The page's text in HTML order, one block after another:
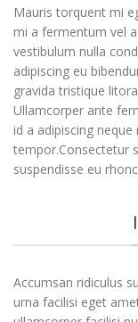
Mauris torquent mi
mi a fermentum vel
vestibulum nulla
adipiscing eu
gravida tristique
Ullamcorper ante
id a adipiscing
tempor.Consectetur
suspendisse eu
Accumsan ridiculus
urna facilisi eget